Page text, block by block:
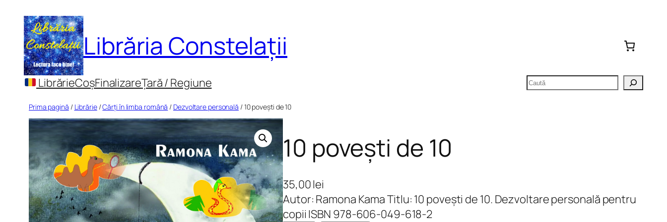
conținut
Librăria Constelații
LibrărieCoșFinalizareȚară / Regiune Caută
Prima pagină / Librărie/Cărți în limba română / Dezvoltare personală / 10 povești de 10
10 povești de 10
35,00lei
Autor: Ramona Kama Titlu: 10 povești de 10. Dezvoltare personală pentru
copii ISBN 978-606-049-618-2